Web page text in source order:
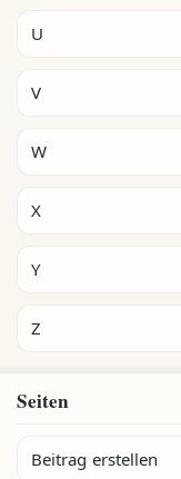
U
V
W
X
Y
Z
Seiten
Beitrag erstellen